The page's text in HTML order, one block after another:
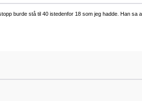
burde stå til 40 istedenfor 18 som jeg hadde. Han